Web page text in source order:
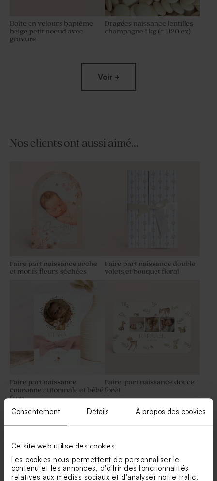
Consentement Détails À propos des cookies
Ce site web utilise des cookies.
Les cookies nous permettent de personnaliser le
contenu et les annonces, d'offrir des fonctionnalités
relatives aux médias sociaux et d'analyser notre trafic.
Boîte en velours baptême
beige petit noeud avec
gravure
Dragées naissance lentilles
champagne 1 kg (± 1120 ex)
Contenant à dragées
baptême rond velours sable
Voir +
Nos clients ont aussi aimé...
Faire part naissance arche
et motifs fleurs séchées
Faire part naissance double
volets et bouquet floral
Faire part naissance
couronne automnale et bébé
faon
Faire-part naissance douce
forêt